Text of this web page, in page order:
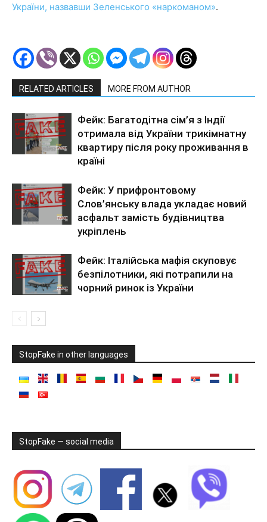
України, назвавши Зеленського «наркоманом».
RELATED ARTICLES MORE FROM AUTHOR
Фейк: Багатодітна сім’я з Індії
отримала від України трикімнатну
квартиру після року проживання в
країні
Фейк: У прифронтовому
Слов’янську влада укладає новий
асфальт замість будівництва
укріплень
Фейк: Італійська мафія скуповує
безпілотники, які потрапили на
чорний ринок із України
StopFake in other languages
StopFake — social media